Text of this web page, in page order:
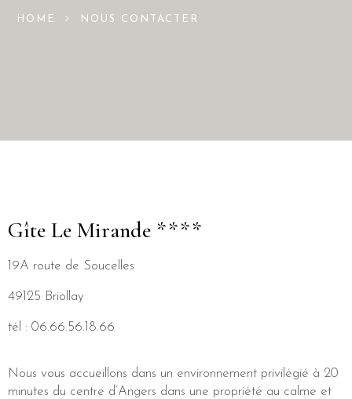
HOME NOUS CONTACTER
Gîte Le Mirande ****
19A route de Soucelles
49125 Briollay
tél : 06.66.56.18.66
Nous vous accueillons dans un environnement privilégié à 20
minutes du centre d’Angers dans une propriété au calme et